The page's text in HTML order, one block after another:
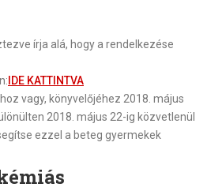
írja alá, hogy a rendelkezése
IDE KATTINTVA
vagy, könyvelőjéhez 2018. május
2018. május 22-ig közvetlenül
ezzel a beteg gyermekek